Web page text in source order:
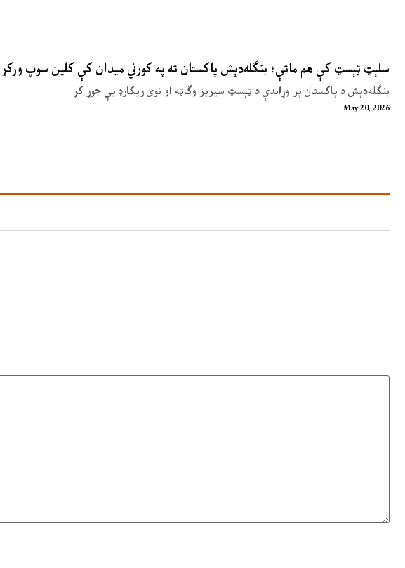
سلېټ ټېسټ کې هم ماتې؛ بنګله‌دېش پاکستان ته په کورني میدان کې کلین سوپ ورکړ
بنګله‌دېش د پاکستان پر وړاندې د ټېسټ سیریز وګاټه او نوی ریکارډ یې جوړ کړ
May 20, 2026